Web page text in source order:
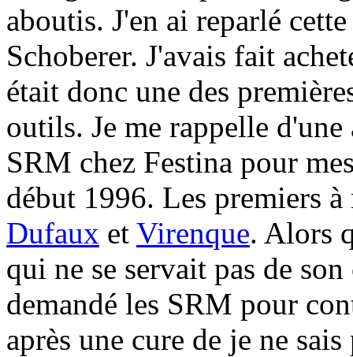
aboutis. J'en ai reparlé
Schoberer. J'avais fait
était donc une des
outils. Je me rappelle
SRM chez Festina pour
début 1996. Les premiers
Dufaux et Virenque. Alors
qui ne se servait pas de
demandé les SRM pour
après une cure de je ne